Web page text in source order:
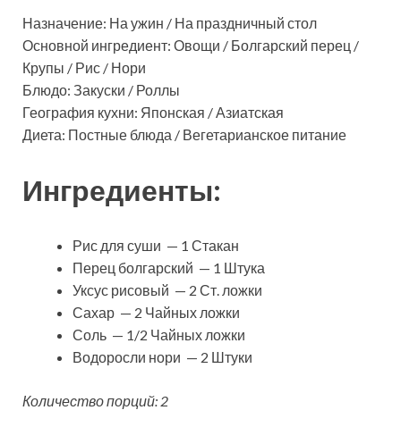
Назначение: На ужин / На праздничный стол
Основной ингредиент: Овощи / Болгарский перец /
Крупы / Рис / Нори
Блюдо: Закуски / Роллы
География кухни: Японская / Азиатская
Диета: Постные блюда / Вегетарианское питание
Ингредиенты:
Рис для суши — 1 Стакан
Перец болгарский — 1 Штука
Уксус рисовый — 2 Ст. ложки
Сахар — 2 Чайных ложки
Соль — 1/2 Чайных ложки
Водоросли нори — 2 Штуки
Количество порций: 2